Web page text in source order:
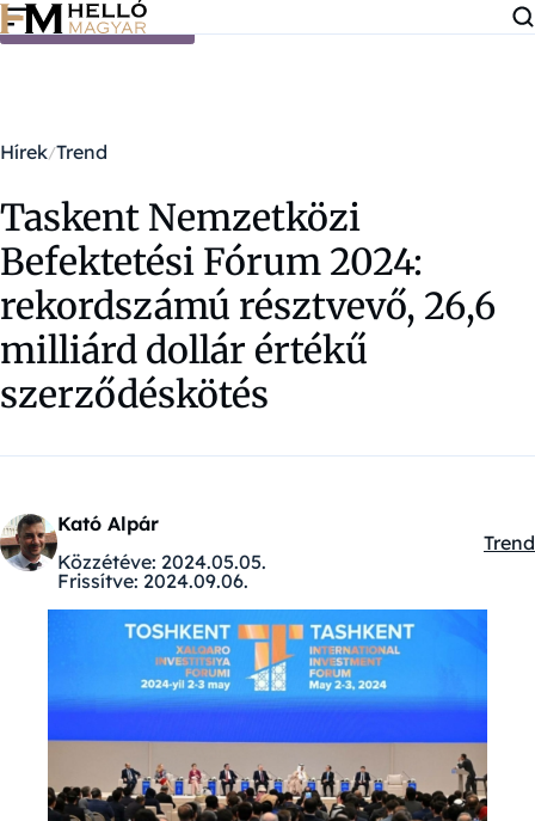
Ugrás a tartalomra
Hírek Trend
Taskent Nemzetközi
Befektetési Fórum 2024:
rekordszámú résztvevő, 26,6
milliárd dollár értékű
szerződéskötés
Kató Alpár
Közzétéve: 2024.05.05.
Frissítve: 2024.09.06.
Trend